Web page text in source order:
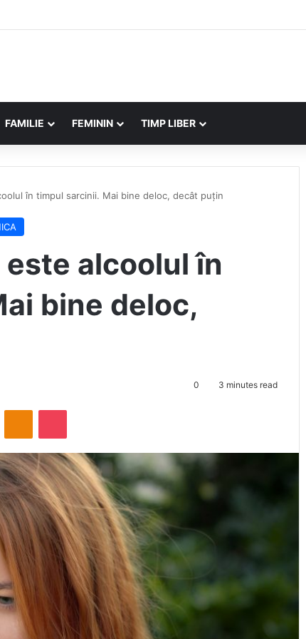
FAMILIE FEMININ TIMP LIBER
în timpul sarcinii. Mai bine deloc, decât puțin
alcoolul în
bine deloc,
0 3 minutes read